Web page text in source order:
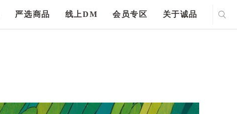
严选商品 线上DM 会员专区 关于诚品